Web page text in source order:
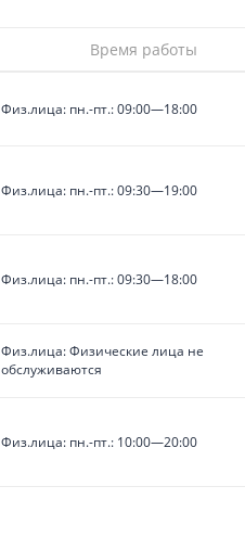
Время работы
Физ.лица: пн.-пт.: 09:00—18:00
Физ.лица: пн.-пт.: 09:30—19:00
Физ.лица: пн.-пт.: 09:30—18:00
Физ.лица: Физические лица не
обслуживаются
Физ.лица: пн.-пт.: 10:00—20:00